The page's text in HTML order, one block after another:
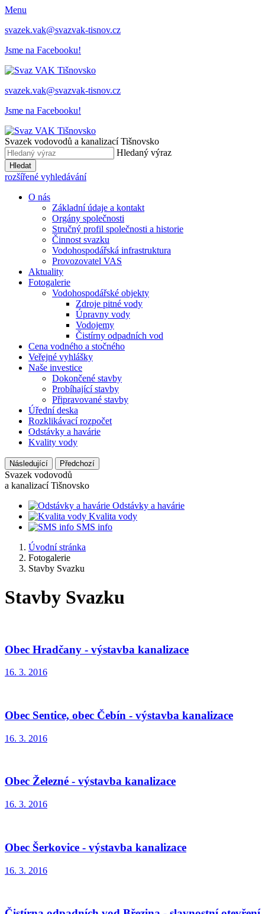
Menu
svazek.vak@svazvak-tisnov.cz
Jsme na Facebooku!
svazek.vak@svazvak-tisnov.cz
Jsme na Facebooku!
Svazek vodovodů a kanalizací Tišnovsko
Hledaný výraz
Hledat
rozšířené vyhledávání
O nás
Základní údaje a kontakt
Orgány společnosti
Stručný profil společnosti a historie
Činnost svazku
Vodohospodářská infrastruktura
Provozovatel VAS
Aktuality
Fotogalerie
Vodohospodářské objekty
Zdroje pitné vody
Úpravny vody
Vodojemy
Čistírny odpadních vod
Cena vodného a stočného
Veřejné vyhlášky
Naše investice
Dokončené stavby
Probíhající stavby
Připravované stavby
Úřední deska
Rozklikávací rozpočet
Odstávky a havárie
Kvality vody
Následující Předchozí
Svazek vodovodů
a kanalizací Tišnovsko
Odstávky a havárie
Kvalita vody
SMS info
Úvodní stránka
Fotogalerie
Stavby Svazku
Stavby Svazku
Obec Hradčany - výstavba kanalizace
16. 3. 2016
Obec Sentice, obec Čebín - výstavba kanalizace
16. 3. 2016
Obec Železné - výstavba kanalizace
16. 3. 2016
Obec Šerkovice - výstavba kanalizace
16. 3. 2016